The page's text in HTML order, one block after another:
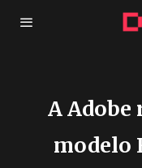
A Adobe
modelo